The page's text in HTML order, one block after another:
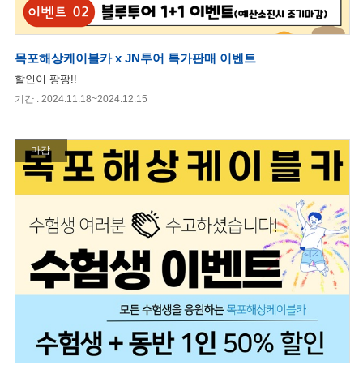
목포해상케이블카 x JN투어 특가판매 이벤트
할인이 팡팡!!
기간 : 2024.11.18~2024.12.15
마감